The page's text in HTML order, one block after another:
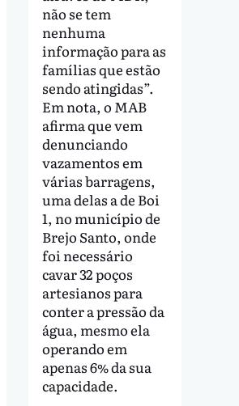
não se tem
nenhuma
informação para as
famílias que estão
sendo atingidas”.
Em nota, o MAB
afirma que vem
denunciando
vazamentos em
várias barragens,
uma delas a de Boi
1, no município de
Brejo Santo, onde
foi necessário
cavar 32 poços
artesianos para
conter a pressão da
água, mesmo ela
operando em
apenas 6% da sua
capacidade.